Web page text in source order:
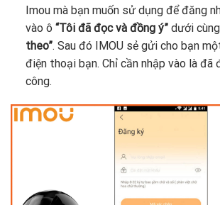
Imou mà bạn muốn sử dụng để đăng
vào ô “Tôi đã đọc và đồng ý”dưới
theo”. Sau đó IMOU sẻ gửi cho bạn
điện thoại bạn. Chỉ cần nhập vào là đã
công.